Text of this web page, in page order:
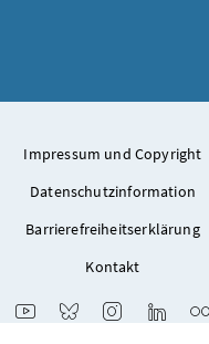
Impressum und Copyright
Datenschutzinformation
Barrierefreiheitserklärung
Kontakt
FacebookYoutube Bluesky Instagram